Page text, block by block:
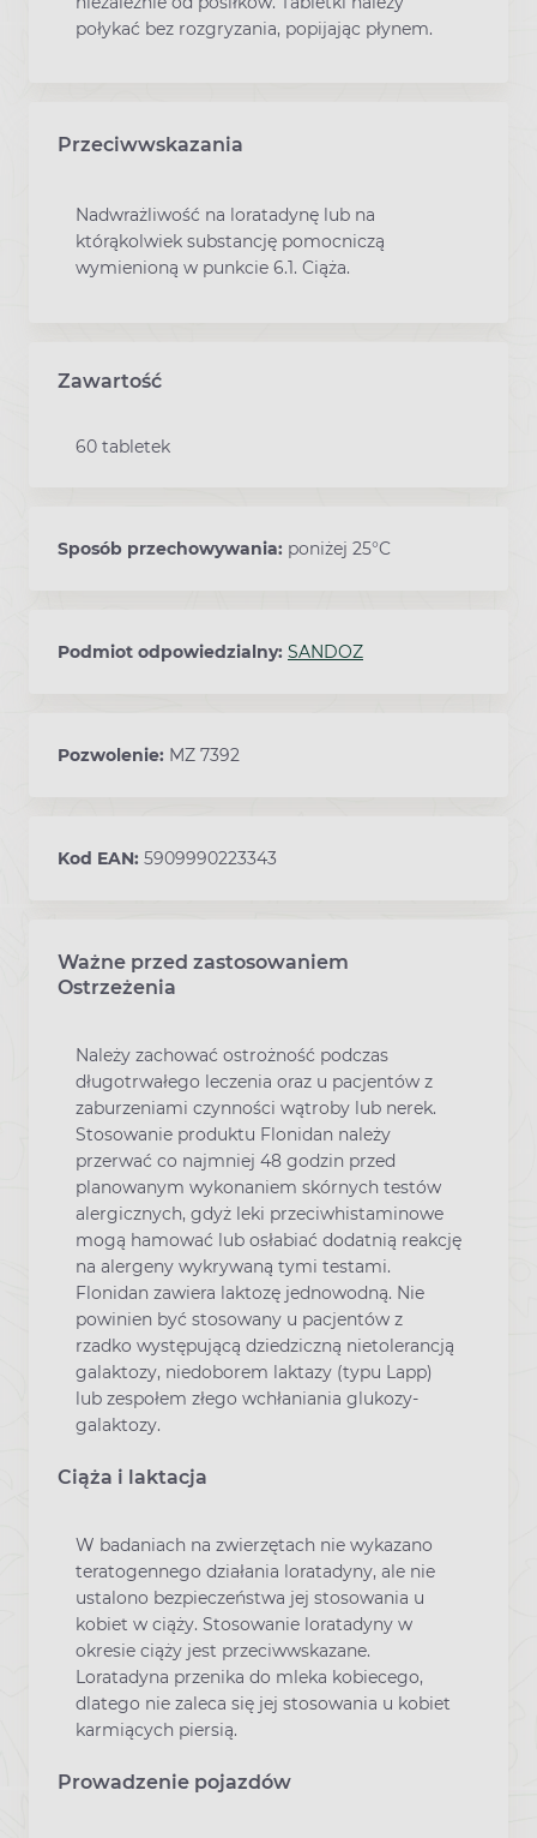
połykać bez rozgryzania, popijając płynem.
Przeciwwskazania
Nadwrażliwość na loratadynę lub na
którąkolwiek substancję pomocniczą
wymienioną w punkcie 6.1. Ciąża.
Zawartość
60 tabletek
Sposób przechowywania: poniżej 25°C
Podmiot odpowiedzialny: SANDOZ
Pozwolenie: MZ 7392
Kod EAN: 5909990223343
Ważne przed zastosowaniem
Ostrzeżenia
Należy zachować ostrożność podczas
długotrwałego leczenia oraz u pacjentów z
zaburzeniami czynności wątroby lub nerek.
Stosowanie produktu Flonidan należy
przerwać co najmniej 48 godzin przed
planowanym wykonaniem skórnych testów
alergicznych, gdyż leki przeciwhistaminowe
mogą hamować lub osłabiać dodatnią reakcję
na alergeny wykrywaną tymi testami.
Flonidan zawiera laktozę jednowodną. Nie
powinien być stosowany u pacjentów z
rzadko występującą dziedziczną nietolerancją
galaktozy, niedoborem laktazy (typu Lapp)
lub zespołem złego wchłaniania glukozy-
galaktozy.
Ciąża i laktacja
W badaniach na zwierzętach nie wykazano
teratogennego działania loratadyny, ale nie
ustalono bezpieczeństwa jej stosowania u
kobiet w ciąży. Stosowanie loratadyny w
okresie ciąży jest przeciwwskazane.
Loratadyna przenika do mleka kobiecego,
dlatego nie zaleca się jej stosowania u kobiet
karmiących piersią.
Prowadzenie pojazdów